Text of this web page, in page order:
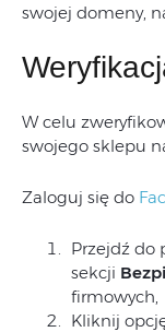
swojej domeny,
W celu
swojego sklepu
Zaloguj się do
Przejdź do
sekcji
firmowych,
Kliknij